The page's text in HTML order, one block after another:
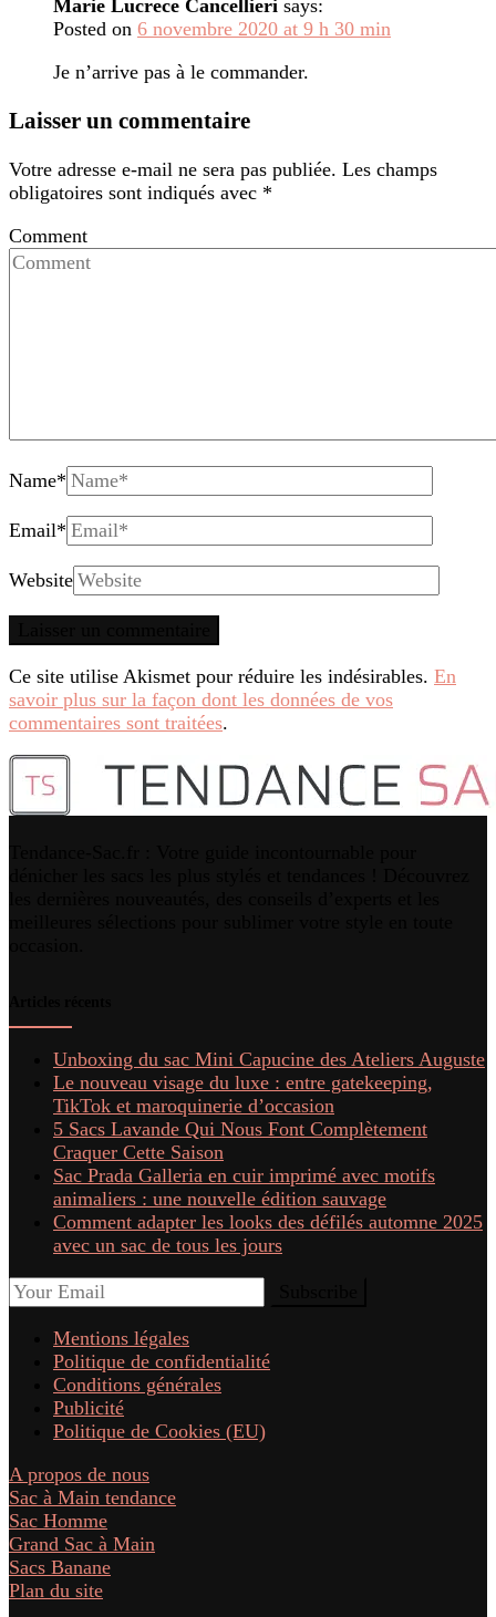
Marie Lucrece Cancellieri says:
Posted on 6 novembre 2020 at 9 h 30 min
Je n’arrive pas à le commander.
Laisser un commentaire
Votre adresse e-mail ne sera pas publiée. Les champs
obligatoires sont indiqués avec *
Comment
Name*
Email*
Website
Ce site utilise Akismet pour réduire les indésirables. En
savoir plus sur la façon dont les données de vos
commentaires sont traitées.
Unboxing du sac Mini Capucine des Ateliers Auguste
Le nouveau visage du luxe : entre gatekeeping,
TikTok et maroquinerie d’occasion
5 Sacs Lavande Qui Nous Font Complètement
Craquer Cette Saison
Sac Prada Galleria en cuir imprimé avec motifs
animaliers : une nouvelle édition sauvage
Comment adapter les looks des défilés automne 2025
avec un sac de tous les jours
Mentions légales
Politique de confidentialité
Conditions générales
Publicité
Politique de Cookies (EU)
A propos de nous
Sac à Main tendance
Sac Homme
Grand Sac à Main
Sacs Banane
Plan du site